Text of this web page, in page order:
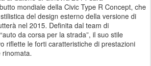
mondiale della Civic Type R Concept, che
del design esterno della versione di
nel 2015. Definita dal team di
da corsa per la strada”, il suo stile
riflette le forti caratteristiche di prestazioni
rinomata.